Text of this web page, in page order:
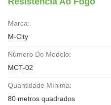
Marca:
M-City
Número Do Modelo:
MCT-02
Quantidade Mínima:
80 metros quadrados